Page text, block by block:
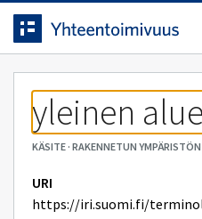
Siirrytty
sivulle
Siirry suoraan sisältöön.
yleinen alue
KÄSITE· RAKENNETUN
URI
https://iri.suomi.fi/